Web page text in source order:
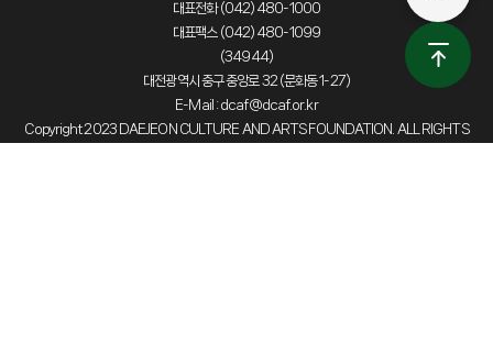
대표전화 (042) 480-1000
대표팩스 (042) 480-1099
(34944)
대전광역시 중구 중앙로 32 (문화동 1-27)
E-Mail : dcaf@dcaf.or.kr
Copyright 2023 DAEJEON CULTURE AND ARTS FOUNDATION. ALL RIGHTS